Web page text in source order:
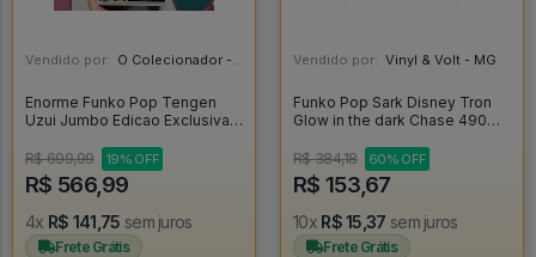
Vendido por: O Colecionador - SP
Enorme Funko Pop Tengen
Uzui Jumbo Edicao Exclusiva
#1801
R$ 699,99 19% OFF
R$ 566,99
4x R$ 141,75 sem juros
Frete Grátis
Vendido por: Vinyl & Volt - MG
Funko Pop Sark Disney Tron
Glow in the dark Chase 490
#490
R$ 384,18 60% OFF
R$ 153,67
10x R$ 15,37 sem juros
Frete Grátis